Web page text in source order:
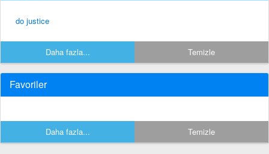
do justice
Daha fazla... Temizle
Favoriler
Daha fazla... Temizle